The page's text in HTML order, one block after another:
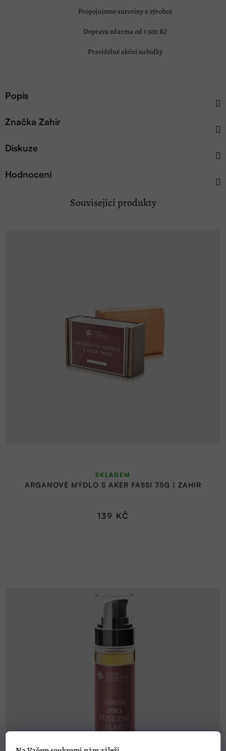
Propojujeme suroviny a výrobce
Doprava zdarma od 1 500 Kč
Pravidelné akční nabídky
Popis
Značka Zahir
Diskuze
Hodnocení
Související produkty
ARGANOVÉ MÝDLO S AKER FASSI 75G | ZAHIR
SKLADEM
139 KČ